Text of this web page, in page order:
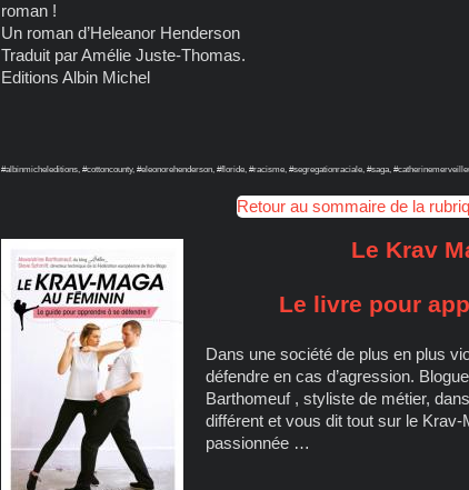
roman !
Un roman d’Heleanor Henderson
Traduit par Amélie Juste-Thomas.
Editions Albin Michel
#albinmicheleditions, #cottoncounty, #eleonorehenderson, #floride, #racisme, #segregationraciale, #saga,
Retour au sommaire de la
Le Krav
Le livre pour
Dans une société de plus en plus
défendre en cas d’agression.
Barthomeuf , styliste de métier,
différent et vous dit tout sur le
passionnée …